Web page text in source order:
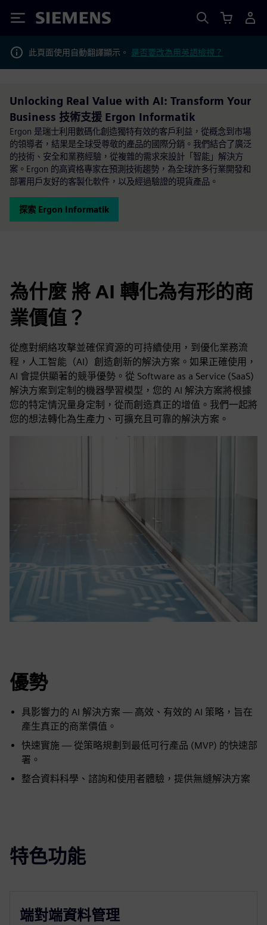
Siemens
此頁面使用自動翻譯顯示。 是否要改為用英語檢視？
Unlocking Real Value with AI: Transform Your
Business 技術支援 Ergon Informatik
Ergon 是瑞士利用數碼化創造獨特有效的客戶利益，從概念到市場
的領導者，結果是全球受尊敬的產品的國際分銷。我們結合了廣泛
的技術、安全和業務經驗，從複雜的需求來設計「智能」解決方
案。Ergon 的高資格專家在預測技術趨勢，為全球許多行業開發和
部署用戶友好的客製化軟件，以及經過驗證的現貨產品。
探索 Ergon Informatik
為什麼 將 AI 轉化為有形的商
業價值？
從應對網絡攻擊並確保資源的可持續使用，到優化業務流
程，人工智能（AI）創造創新的解決方案。如果正確使用，
AI 會提供顯著的競爭優勢。從 Software as a Service (SaaS)
解決方案到定制的機器學習模型，您的 AI 解決方案將根據
您的特定情況量身定制，從而創造真正的增值。我們一起將
您的想法轉化為生產力、可擴充且可靠的解決方案。
優勢
具影響力的 AI 解決方案 — 高效、有效的 AI 策略，旨在
產生真正的商業價值。
快速實施 — 從策略規劃到最低可行產品 (MVP) 的快速部
署。
整合資料科學、諮詢和使用者體驗，提供無縫解決方案
特色功能
端對端資料管理